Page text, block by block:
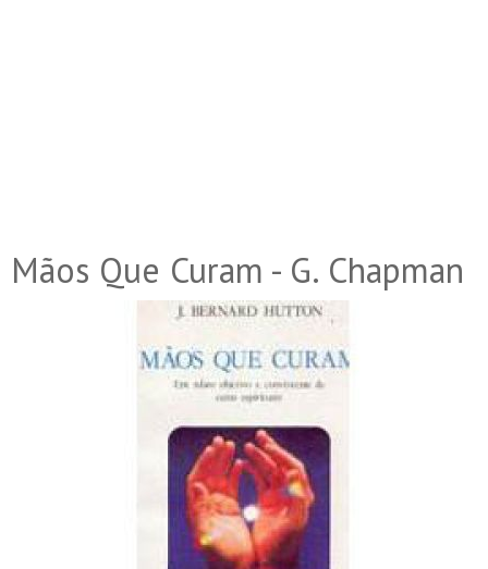
Mãos Que Curam - G. Chapman